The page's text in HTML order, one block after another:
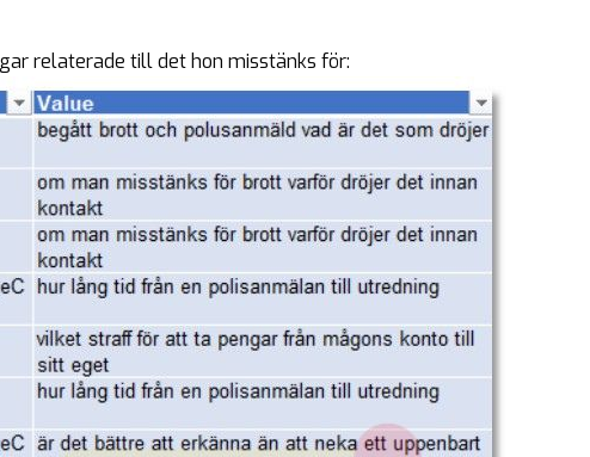
relaterade till det hon misstänks för: